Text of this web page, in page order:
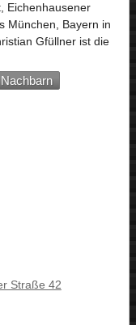
Eichenhausener
München, Bayern in
Gfüllner ist die
Nachbarn
Straße 42